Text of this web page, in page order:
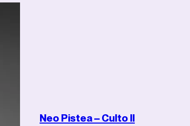
Neo Pistea – Culto II